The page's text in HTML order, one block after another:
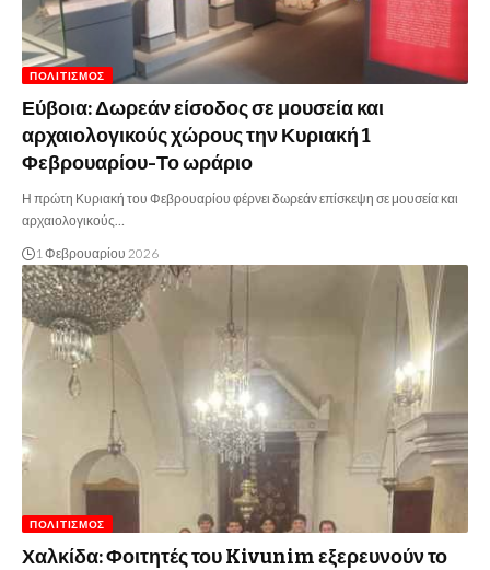
ΠΟΛΙΤΙΣΜΌΣ
Εύβοια: Δωρεάν είσοδος σε μουσεία και
αρχαιολογικούς χώρους την Κυριακή 1
Φεβρουαρίου-Το ωράριο
Η πρώτη Κυριακή του Φεβρουαρίου φέρνει δωρεάν επίσκεψη σε μουσεία και
αρχαιολογικούς…
1 Φεβρουαρίου 2026
ΠΟΛΙΤΙΣΜΌΣ
Χαλκίδα: Φοιτητές του Kivunim εξερευνούν το